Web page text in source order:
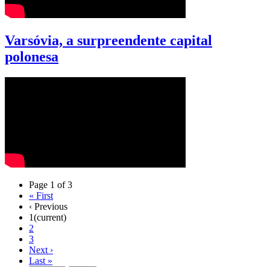
Varsóvia, a surpreendente capital
polonesa
Page 1 of 3
« First
‹ Previous
1(current)
2
3
Next ›
Last »